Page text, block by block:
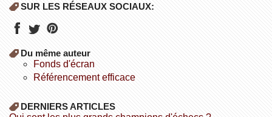
SUR LES RÉSEAUX SOCIAUX:
Du même auteur
fonds d'écran
référencement efficace
DERNIERS ARTICLES